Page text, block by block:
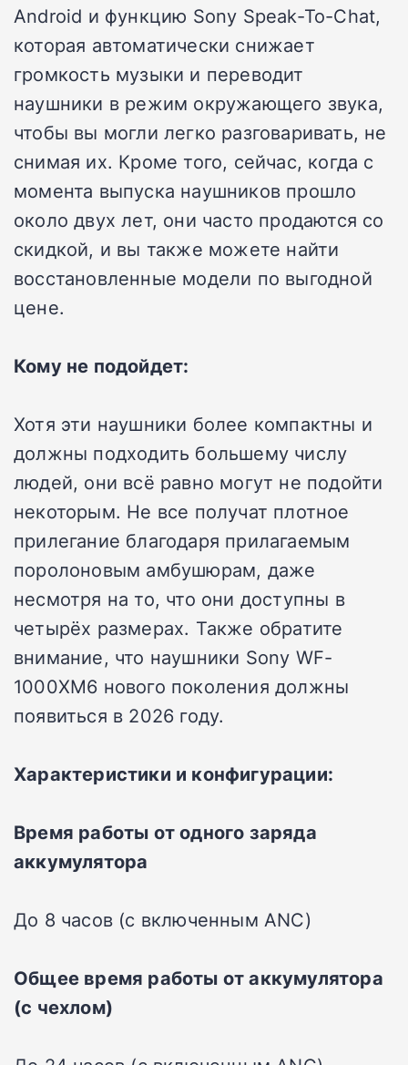
Android и функцию Sony Speak-To-Chat,
которая автоматически снижает
громкость музыки и переводит
наушники в режим окружающего звука,
чтобы вы могли легко разговаривать, не
снимая их. Кроме того, сейчас, когда с
момента выпуска наушников прошло
около двух лет, они часто продаются со
скидкой, и вы также можете найти
восстановленные модели по выгодной
цене.
Кому не подойдет:
Хотя эти наушники более компактны и
должны подходить большему числу
людей, они всё равно могут не подойти
некоторым. Не все получат плотное
прилегание благодаря прилагаемым
поролоновым амбушюрам, даже
несмотря на то, что они доступны в
четырёх размерах. Также обратите
внимание, что наушники Sony WF-
1000XM6 нового поколения должны
появиться в 2026 году.
Характеристики и конфигурации:
Время работы от одного заряда
аккумулятора
До 8 часов (с включенным ANC)
Общее время работы от аккумулятора
(с чехлом)